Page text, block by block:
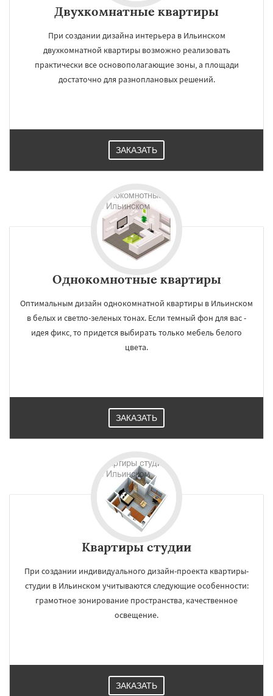
Двухкомнатные квартиры
При создании дизайна интерьера в Ильинском
двухкомнатной квартиры возможно реализовать
практически все основополагающие зоны, а площади
достаточно для разноплановых решений.
ЗАКАЗАТЬ
Однокомнотные квартиры
Оптимальным дизайн однокомнатной квартиры в Ильинском
в белых и светло-зеленых тонах. Если темный фон для вас -
идея фикс, то придется выбирать только мебель белого
цвета.
ЗАКАЗАТЬ
Квартиры студии
При создании индивидуального дизайн-проекта квартиры-
студии в Ильинском учитываются следующие особенности:
грамотное зонирование пространства, качественное
освещение.
ЗАКАЗАТЬ